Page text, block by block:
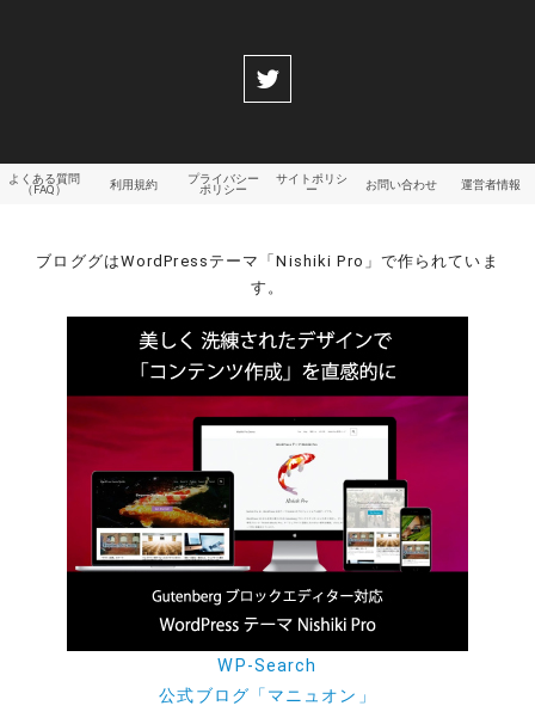
よくある質問
（FAQ）
利用規約
プライバシー
ポリシー
サイトポリシ
ー
お問い合わせ 運営者情報
ブロググはWordPressテーマ「Nishiki Pro」で作られていま
す。
WP-Search
公式ブログ「マニュオン」